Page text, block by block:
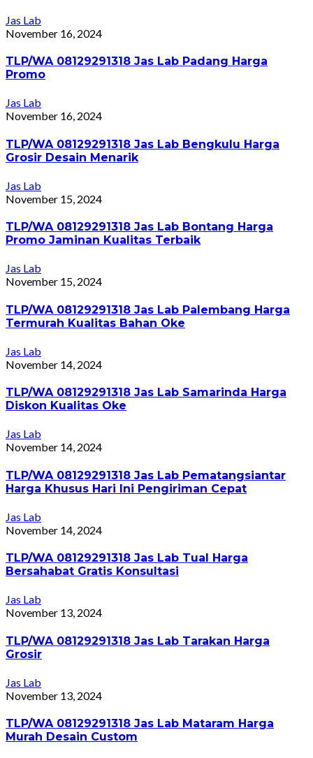
Jas Lab
November 16, 2024
TLP/WA 08129291318 Jas Lab Padang Harga
Promo
Jas Lab
November 16, 2024
TLP/WA 08129291318 Jas Lab Bengkulu Harga
Grosir Desain Menarik
Jas Lab
November 15, 2024
TLP/WA 08129291318 Jas Lab Bontang Harga
Promo Jaminan Kualitas Terbaik
Jas Lab
November 15, 2024
TLP/WA 08129291318 Jas Lab Palembang Harga
Termurah Kualitas Bahan Oke
Jas Lab
November 14, 2024
TLP/WA 08129291318 Jas Lab Samarinda Harga
Diskon Kualitas Oke
Jas Lab
November 14, 2024
TLP/WA 08129291318 Jas Lab Pematangsiantar
Harga Khusus Hari Ini Pengiriman Cepat
Jas Lab
November 14, 2024
TLP/WA 08129291318 Jas Lab Tual Harga
Bersahabat Gratis Konsultasi
Jas Lab
November 13, 2024
TLP/WA 08129291318 Jas Lab Tarakan Harga
Grosir
Jas Lab
November 13, 2024
TLP/WA 08129291318 Jas Lab Mataram Harga
Murah Desain Custom